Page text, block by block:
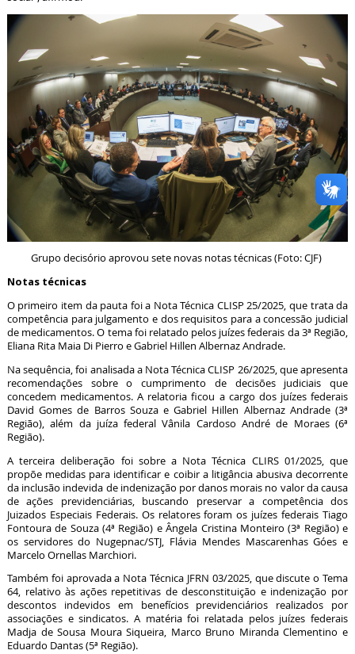
Grupo decisório aprovou sete novas notas técnicas (Foto: CJF)
Notas técnicas
O primeiro item da pauta foi a Nota Técnica CLISP 25/2025, que trata da
competência para julgamento e dos requisitos para a concessão judicial
de medicamentos. O tema foi relatado pelos juízes federais da 3ª Região,
Eliana Rita Maia Di Pierro e Gabriel Hillen Albernaz Andrade.
Na sequência, foi analisada a Nota Técnica CLISP 26/2025, que apresenta
recomendações sobre o cumprimento de decisões judiciais que
concedem medicamentos. A relatoria ficou a cargo dos juízes federais
David Gomes de Barros Souza e Gabriel Hillen Albernaz Andrade (3ª
Região), além da juíza federal Vânila Cardoso André de Moraes (6ª
Região).
A terceira deliberação foi sobre a Nota Técnica CLIRS 01/2025, que
propõe medidas para identificar e coibir a litigância abusiva decorrente
da inclusão indevida de indenização por danos morais no valor da causa
de ações previdenciárias, buscando preservar a competência dos
Juizados Especiais Federais. Os relatores foram os juízes federais Tiago
Fontoura de Souza (4ª Região) e Ângela Cristina Monteiro (3ª Região) e
os servidores do Nugepnac/STJ, Flávia Mendes Mascarenhas Góes e
Marcelo Ornellas Marchiori.
Também foi aprovada a Nota Técnica JFRN 03/2025, que discute o Tema
64, relativo às ações repetitivas de desconstituição e indenização por
descontos indevidos em benefícios previdenciários realizados por
associações e sindicatos. A matéria foi relatada pelos juízes federais
Madja de Sousa Moura Siqueira, Marco Bruno Miranda Clementino e
Eduardo Dantas (5ª Região).